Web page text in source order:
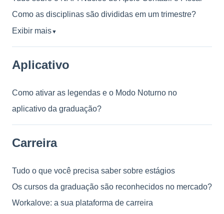
Como as disciplinas são divididas em um trimestre?
Exibir mais▼
Aplicativo
Como ativar as legendas e o Modo Noturno no
aplicativo da graduação?
Carreira
Tudo o que você precisa saber sobre estágios
Os cursos da graduação são reconhecidos no mercado?
Workalove: a sua plataforma de carreira